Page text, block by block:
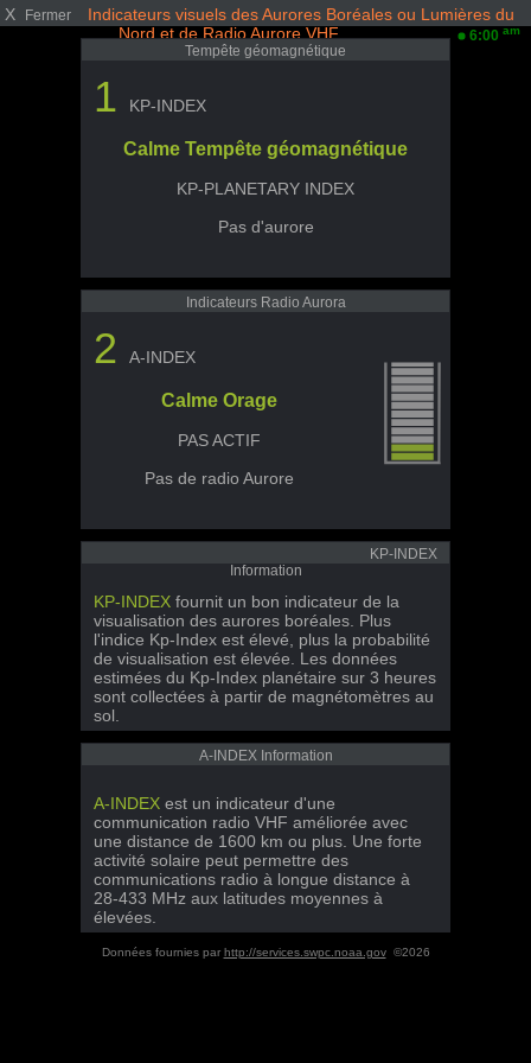
X Fermer
Indicateurs visuels des Aurores Boréales ou Lumières du
Nord et de Radio Aurore VHF
6:00 am
Tempête géomagnétique
1 KP-INDEX
Calme Tempête géomagnétique
KP-PLANETARY INDEX
Pas d'aurore
Indicateurs Radio Aurora
2 A-INDEX
Calme Orage
PAS ACTIF
Pas de radio Aurore
KP-INDEX
Information
KP-INDEX fournit un bon indicateur de la
visualisation des aurores boréales. Plus
l'indice Kp-Index est élevé, plus la probabilité
de visualisation est élevée. Les données
estimées du Kp-Index planétaire sur 3 heures
sont collectées à partir de magnétomètres au
sol.
A-INDEX Information
A-INDEX est un indicateur d'une
communication radio VHF améliorée avec
une distance de 1600 km ou plus. Une forte
activité solaire peut permettre des
communications radio à longue distance à
28-433 MHz aux latitudes moyennes à
élevées.
Données fournies par http://services.swpc.noaa.gov©2026